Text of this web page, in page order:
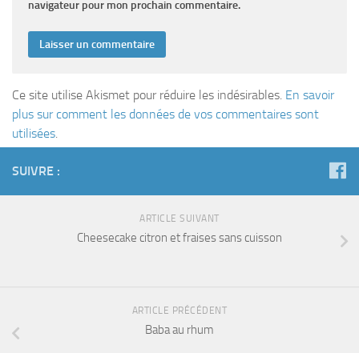
navigateur pour mon prochain commentaire.
Ce site utilise Akismet pour réduire les indésirables. En savoir
plus sur comment les données de vos commentaires sont
utilisées.
SUIVRE :
ARTICLE SUIVANT
Cheesecake citron et fraises sans cuisson
ARTICLE PRÉCÉDENT
Baba au rhum